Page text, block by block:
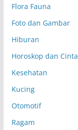
Flora Fauna
Foto dan Gambar
Hiburan
Horoskop dan Cinta
Kesehatan
Kucing
Otomotif
Ragam